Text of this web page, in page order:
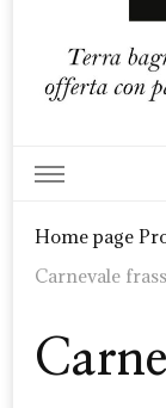
Home page
Carnevale